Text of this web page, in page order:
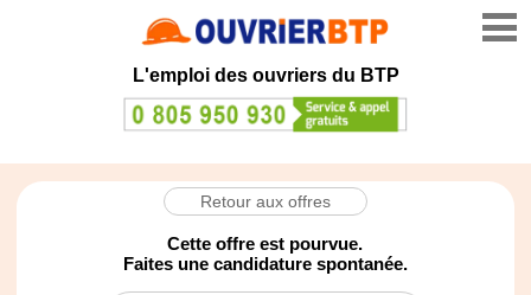
L'emploi des ouvriers du BTP
Retour aux offres
Cette offre est pourvue.
Faites une candidature spontanée.